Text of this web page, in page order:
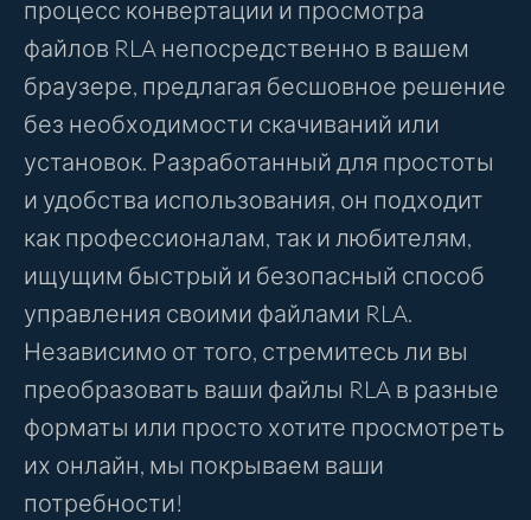
Другие инструменты
процесс конвертации и просмотра
файлов RLA непосредственно в вашем
браузере, предлагая бесшовное решение
без необходимости скачиваний или
установок. Разработанный для простоты
и удобства использования, он подходит
как профессионалам, так и любителям,
ищущим быстрый и безопасный способ
управления своими файлами RLA.
Независимо от того, стремитесь ли вы
преобразовать ваши файлы RLA в разные
форматы или просто хотите просмотреть
их онлайн, мы покрываем ваши
потребности!